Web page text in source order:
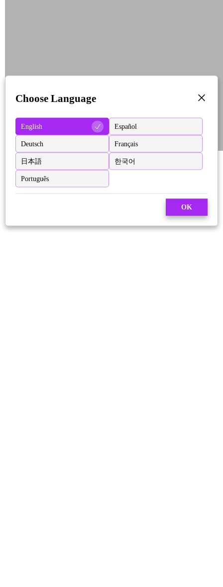
Choose Language
English Español
Deutsch Français
日本語 한국어
Português
OK